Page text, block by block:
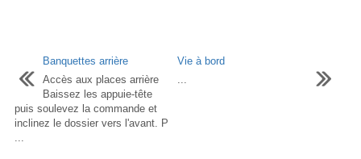
Banquettes arrière
Accès aux places arrière
Baissez les appuie-tête
puis soulevez la commande et
inclinez le dossier vers l'avant. P
Vie à bord